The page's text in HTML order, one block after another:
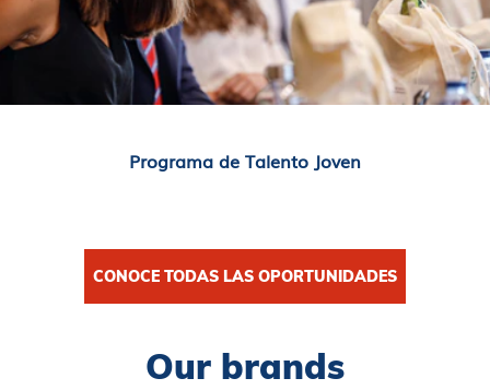
Programa de Talento Joven
CONOCE TODAS LAS OPORTUNIDADES
Our brands